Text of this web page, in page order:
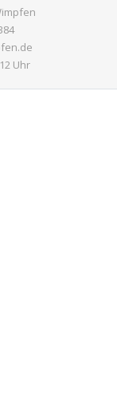
Uhr